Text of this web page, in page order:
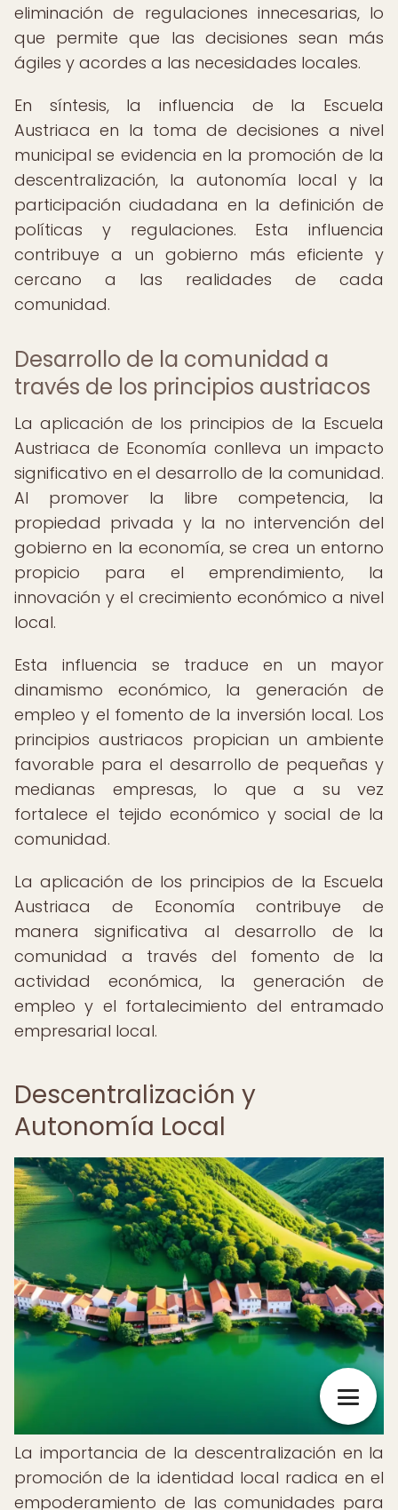
eliminación de regulaciones innecesarias, lo
que permite que las decisiones sean más
ágiles y acordes a las necesidades locales.
En síntesis, la influencia de la Escuela
Austriaca en la toma de decisiones a nivel
municipal se evidencia en la promoción de la
descentralización, la autonomía local y la
participación ciudadana en la definición de
políticas y regulaciones. Esta influencia
contribuye a un gobierno más eficiente y
cercano a las realidades de cada
comunidad.
Desarrollo de la comunidad a
través de los principios austriacos
La aplicación de los principios de la Escuela
Austriaca de Economía conlleva un impacto
significativo en el desarrollo de la comunidad.
Al promover la libre competencia, la
propiedad privada y la no intervención del
gobierno en la economía, se crea un entorno
propicio para el emprendimiento, la
innovación y el crecimiento económico a nivel
local.
Esta influencia se traduce en un mayor
dinamismo económico, la generación de
empleo y el fomento de la inversión local. Los
principios austriacos propician un ambiente
favorable para el desarrollo de pequeñas y
medianas empresas, lo que a su vez
fortalece el tejido económico y social de la
comunidad.
La aplicación de los principios de la Escuela
Austriaca de Economía contribuye de
manera significativa al desarrollo de la
comunidad a través del fomento de la
actividad económica, la generación de
empleo y el fortalecimiento del entramado
empresarial local.
Descentralización y
Autonomía Local
La importancia de la descentralización en la
promoción de la identidad local radica en el
empoderamiento de las comunidades para